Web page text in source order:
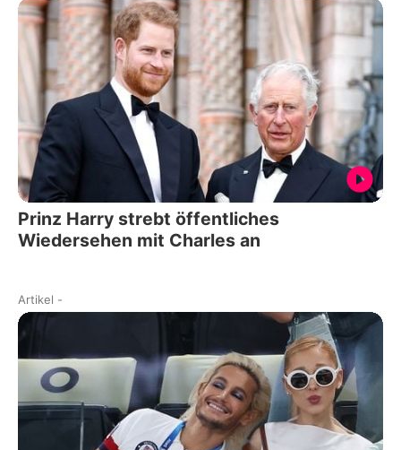
Prinz Harry strebt öffentliches
Wiedersehen mit Charles an
Artikel -